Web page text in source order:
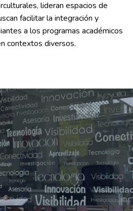
lideran espacios de
facilitar la integración y
a los programas académicos
contextos diversos.
académico.
a otros estudiantes.
interés por profundizar su conocimiento
y de apoyo psicosocial.